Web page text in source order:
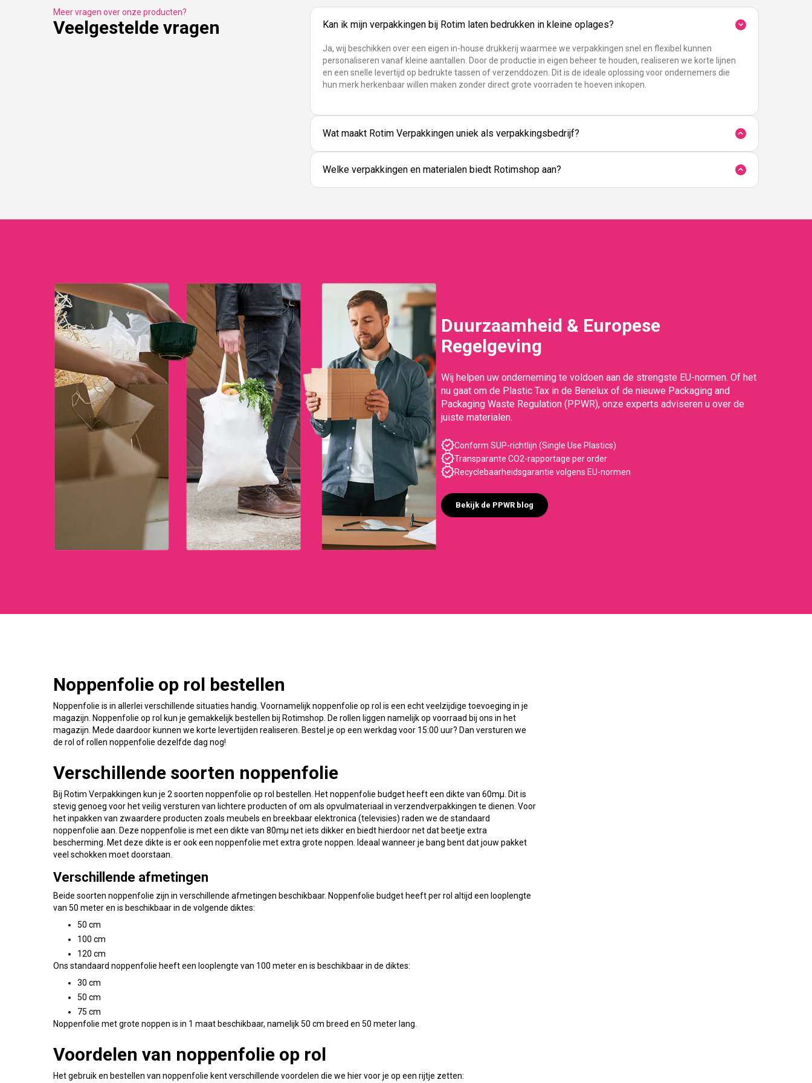
Meer vragen over onze producten?
Veelgestelde vragen Kan ik mijn verpakkingen bij Rotim laten bedrukken in kleine oplages?
Ja, wij beschikken over een eigen in-house drukkerij waarmee we verpakkingen snel en flexibel kunnen
personaliseren vanaf kleine aantallen. Door de productie in eigen beheer te houden, realiseren we korte lijnen
en een snelle levertijd op bedrukte tassen of verzenddozen. Dit is de ideale oplossing voor ondernemers die
hun merk herkenbaar willen maken zonder direct grote voorraden te hoeven inkopen.
Wat maakt Rotim Verpakkingen uniek als verpakkingsbedrijf?
Welke verpakkingen en materialen biedt Rotimshop aan?
Duurzaamheid & Europese
Regelgeving
Wij helpen uw onderneming te voldoen aan de strengste EU-normen. Of het
nu gaat om de Plastic Tax in de Benelux of de nieuwe Packaging and
Packaging Waste Regulation (PPWR), onze experts adviseren u over de
juiste materialen.
Conform SUP-richtlijn (Single Use Plastics)
Transparante CO2-rapportage per order
Recyclebaarheidsgarantie volgens EU-normen
Bekijk de PPWR blog
Noppenfolie op rol bestellen
Noppenfolie is in allerlei verschillende situaties handig. Voornamelijk noppenfolie op rol is een echt veelzijdige toevoeging in je
magazijn. Noppenfolie op rol kun je gemakkelijk bestellen bij Rotimshop. De rollen liggen namelijk op voorraad bij ons in het
magazijn. Mede daardoor kunnen we korte levertijden realiseren. Bestel je op een werkdag voor 15:00 uur? Dan versturen we
de rol of rollen noppenfolie dezelfde dag nog!
Verschillende soorten noppenfolie
Bij Rotim Verpakkingen kun je 2 soorten noppenfolie op rol bestellen. Het noppenfolie budget heeft een dikte van 60mµ. Dit is
stevig genoeg voor het veilig versturen van lichtere producten of om als opvulmateriaal in verzendverpakkingen te dienen. Voor
het inpakken van zwaardere producten zoals meubels en breekbaar elektronica (televisies) raden we de standaard
noppenfolie aan. Deze noppenfolie is met een dikte van 80mµ net iets dikker en biedt hierdoor net dat beetje extra
bescherming. Met deze dikte is er ook een noppenfolie met extra grote noppen. Ideaal wanneer je bang bent dat jouw pakket
veel schokken moet doorstaan.
Verschillende afmetingen
Beide soorten noppenfolie zijn in verschillende afmetingen beschikbaar. Noppenfolie budget heeft per rol altijd een looplengte
van 50 meter en is beschikbaar in de volgende diktes:
50 cm
100 cm
120 cm
Ons standaard noppenfolie heeft een looplengte van 100 meter en is beschikbaar in de diktes:
30 cm
50 cm
75 cm
Noppenfolie met grote noppen is in 1 maat beschikbaar, namelijk 50 cm breed en 50 meter lang.
Voordelen van noppenfolie op rol
Het gebruik en bestellen van noppenfolie kent verschillende voordelen die we hier voor je op een rijtje zetten: